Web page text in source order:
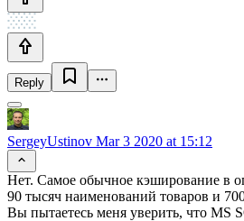
Reply
SergeyUstinov Mar 3 2020 at 15:12
Нет. Самое обычное кэширование в
90 тысяч наименований товаров и
Вы пытаетесь меня уверить, что MS